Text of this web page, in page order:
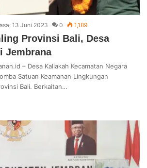
13 Juni 2023 0 1,189
Provinsi Bali, Desa
Jembrana
– Desa Kaliakah Kecamatan Negara
Satuan Keamanan Lingkungan
Bali. Berkaitan…